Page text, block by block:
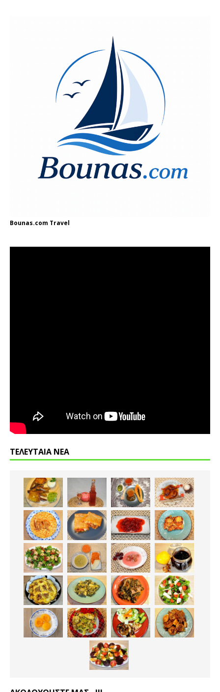
Bounas.com Travel
ΤΕΛΕΥΤΑΙΑ ΝΕΑ